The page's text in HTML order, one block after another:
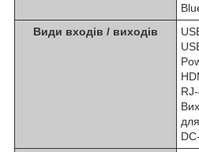
Види входів / виходів